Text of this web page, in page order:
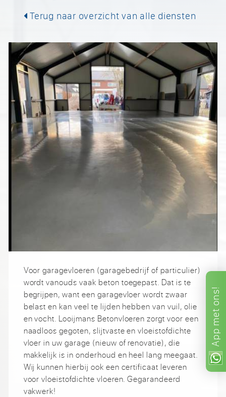
App
met
ons!
Terug naar overzicht van alle diensten
Voor garagevloeren (garagebedrijf of particulier)
wordt vanouds vaak beton toegepast. Dat is te
begrijpen, want een garagevloer wordt zwaar
belast en kan veel te lijden hebben van vuil, olie
en vocht. Looijmans Betonvloeren zorgt voor een
naadloos gegoten, slijtvaste en vloeistofdichte
vloer in uw garage (nieuw of renovatie), die
makkelijk is in onderhoud en heel lang meegaat.
Wij kunnen hierbij ook een certificaat leveren
voor vloeistofdichte vloeren. Gegarandeerd
vakwerk!